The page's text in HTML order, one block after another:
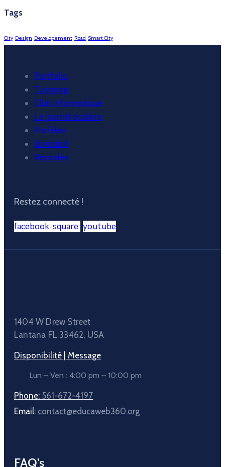
Tags
City Design Developement Road Smart City
Portfolio
Tutomag
Club informatique
Le journal scolaire
Profelev
Korelekol
Rezoelev
Restez connecté !
facebook-square youtube
1404 W Drew Street
Lantana FL 33462, USA
Disponibilité | Message
Lun – Ven : 4:00 pm – 10:00 pm
Phone: 561-672-4197
Email: contact@educaweb360.org
FAQ's